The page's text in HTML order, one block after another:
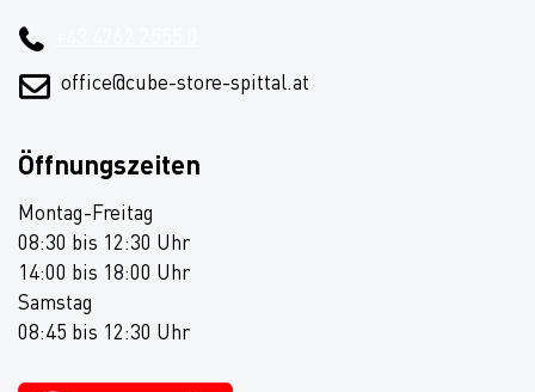
office@cube-store-spittal.at
Öffnungszeiten
Montag-Freitag
08:30 bis 12:30 Uhr
14:00 bis 18:00 Uhr
Samstag
08:45 bis 12:30 Uhr